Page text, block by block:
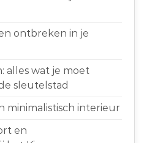
ontbreken in je
alles wat je moet
sleutelstad
minimalistisch interieur
en